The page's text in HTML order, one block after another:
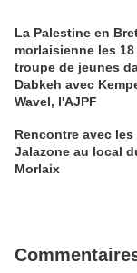
La Palestine en
morlaisienne les
troupe de jeunes
Dabkeh avec
Wavel, l'AJPF
Rencontre avec
Jalazone au local
Morlaix